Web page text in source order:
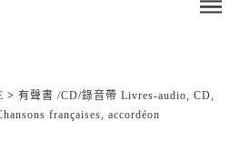
> 有聲書 /CD/錄音帶 Livres-audio, CD,
françaises, accordéon